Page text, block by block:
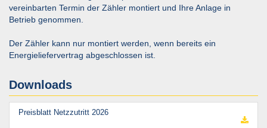
vereinbarten Termin der Zähler montiert und Ihre Anlage in
Betrieb genommen.
Der Zähler kann nur montiert werden, wenn bereits ein
Energieliefervertrag abgeschlossen ist.
Downloads
Preisblatt Netzzutritt 2026